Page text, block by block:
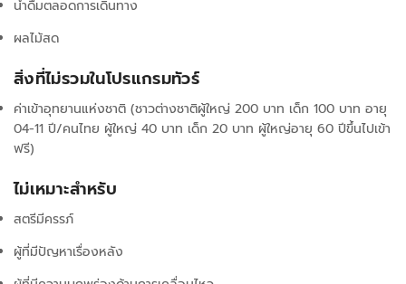
น้ำดื่มตลอดการเดินทาง
ผลไม้สด
สิ่งที่ไม่รวมในโปรแกรมทัวร์
ค่าเข้าอุทยานแห่งชาติ (ชาวต่างชาติผู้ใหญ่ 200 บาท เด็ก 100 บาท อายุ
04-11 ปี/คนไทย ผู้ใหญ่ 40 บาท เด็ก 20 บาท ผู้ใหญ่อายุ 60 ปีขึ้นไปเข้า
ฟรี)
ไม่เหมาะสำหรับ
สตรีมีครรภ์
ผู้ที่มีปัญหาเรื่องหลัง